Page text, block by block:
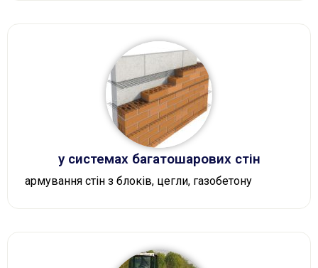
у системах багатошарових стін
армування стін з блоків, цегли, газобетону